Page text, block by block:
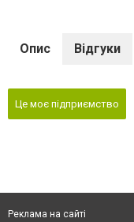
Опис Відгуки
Це моє підприємство
Реклама на сайті